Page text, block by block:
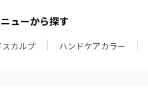
ューから探す
スカルプ ハンドケアカラー